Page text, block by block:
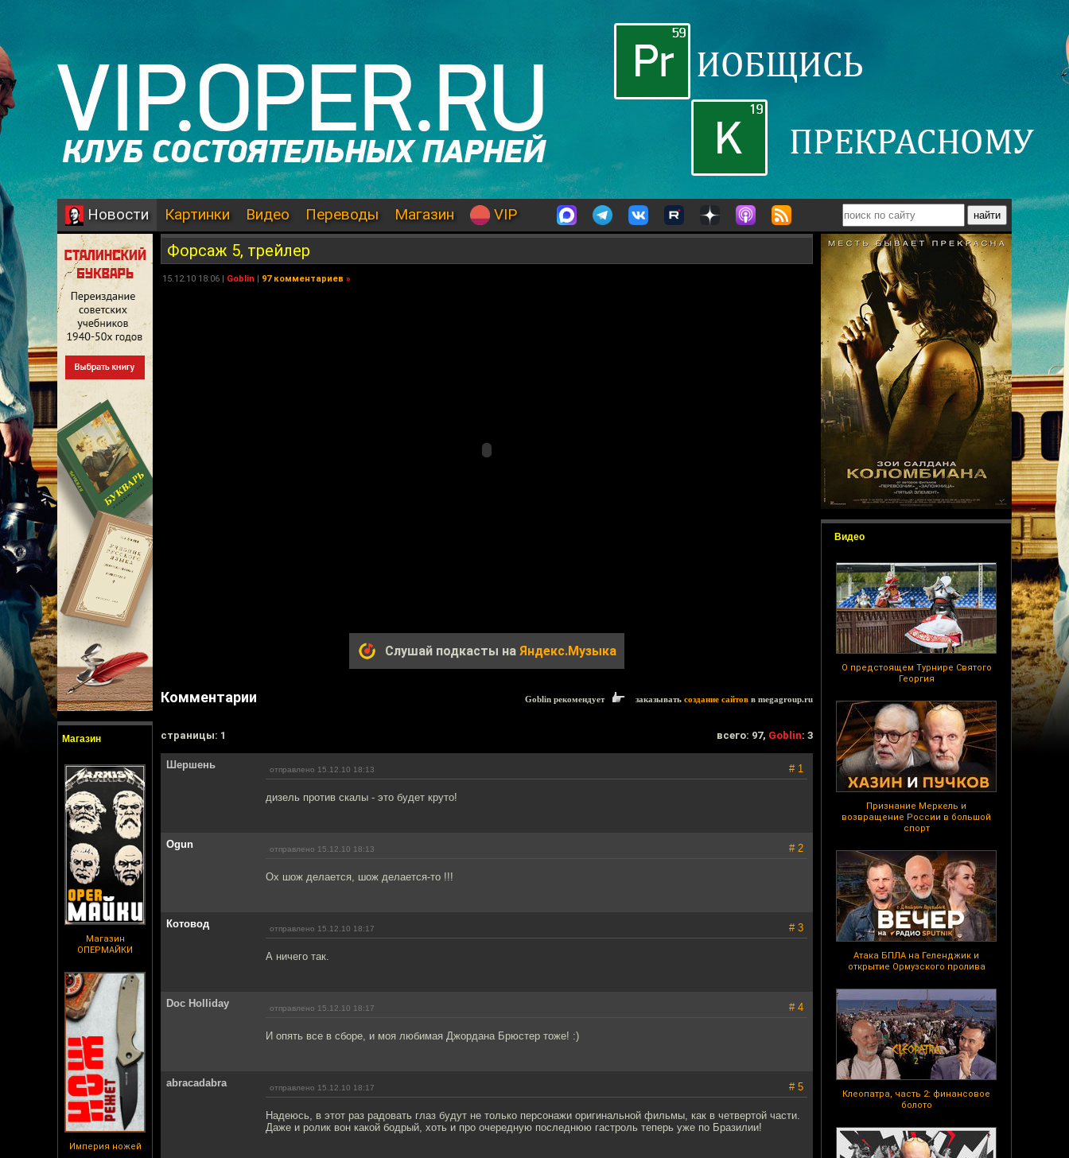
Новости Картинки Видео Переводы Магазин VIP
Магазин
Магазин
ОПЕРМАЙКИ
Империя ножей
Видео
О предстоящем Турнире Святого
Георгия
Признание Меркель и
возвращение России в большой
спорт
Атака БПЛА на Геленджик и
открытие Ормузского пролива
Клеопатра, часть 2: финансовое
болото
Форсаж 5, трейлер
15.12.10 18:06 | Goblin | 97 комментариев »
Слушай подкасты на Яндекс.Музыка
Комментарии Goblin рекомендует заказывать создание сайтов в megagroup.ru
cтраницы: 1 всего: 97, Goblin: 3
Шершень отправлено 15.12.10 18:13 # 1
дизель против скалы - это будет круто!
Ogun отправлено 15.12.10 18:13 # 2
Ох шож делается, шож делается-то !!!
Котовод отправлено 15.12.10 18:17 # 3
А ничего так.
Doc Holliday отправлено 15.12.10 18:17 # 4
И опять все в сборе, и моя любимая Джордана Брюстер тоже! :)
abracadabra отправлено 15.12.10 18:17 # 5
Надеюсь, в этот раз радовать глаз будут не только персонажи оригинальной фильмы, как в четвертой части.
Даже и ролик вон какой бодрый, хоть и про очередную последнюю гастроль теперь уже по Бразилии!